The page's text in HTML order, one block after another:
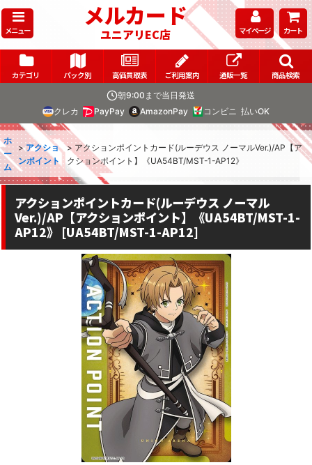
メニュー メルカード
ユニアリEC店 マイページ カート
カテゴリ パック別 高価買取表 ご利用案内 通販一覧
商品検索
朝9:00まで当日発送
クレカ
PayPay AmazonPay コンビニ 払いOK
ホ
ー
ム
> アクショ
ンポイント
> アクションポイントカード(ルーデウス ノーマルVer.)/AP【ア
クションポイント】《UA54BT/MST-1-AP12》
アクションポイントカード(ルーデウス ノーマル
Ver.)/AP【アクションポイント】《UA54BT/MST-1-
AP12》 [UA54BT/MST-1-AP12]